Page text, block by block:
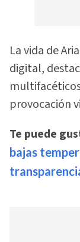
La vida de
digital,
provocación
Te puede
bajas